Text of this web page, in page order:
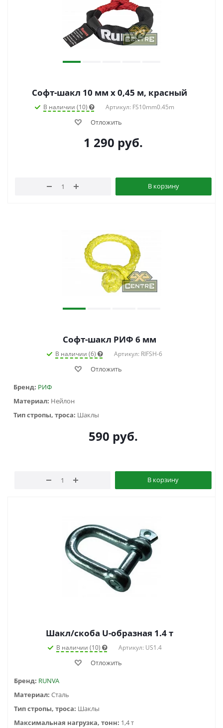
Софт-шакл 10 мм x 0,45 м, красный
В наличии (10) Артикул: FS10mm0.45m
Отложить
1 290 руб.
В корзину
Софт-шакл РИФ 6 мм
В наличии (6) Артикул: RIFSH-6
Отложить
Бренд: РИФ
Материал: Нейлон
Тип стропы, троса: Шаклы
590 руб.
В корзину
Шакл/скоба U-образная 1.4 т
В наличии (10) Артикул: US1.4
Отложить
Бренд: RUNVA
Материал: Сталь
Тип стропы, троса: Шаклы
Максимальная нагрузка, тонн: 1,4 т